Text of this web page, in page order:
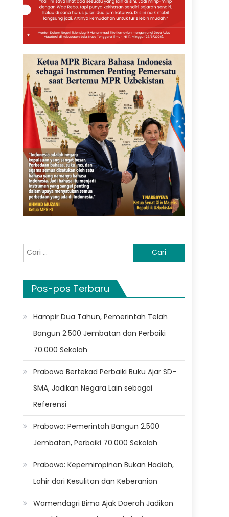
Cari
untuk:
Pos-pos Terbaru
Hampir Dua Tahun, Pemerintah Telah
Bangun 2.500 Jembatan dan Perbaiki
70.000 Sekolah
Prabowo Bertekad Perbaiki Buku Ajar SD-
SMA, Jadikan Negara Lain sebagai
Referensi
Prabowo: Pemerintah Bangun 2.500
Jembatan, Perbaiki 70.000 Sekolah
Prabowo: Kepemimpinan Bukan Hadiah,
Lahir dari Kesulitan dan Keberanian
Wamendagri Bima Ajak Daerah Jadikan